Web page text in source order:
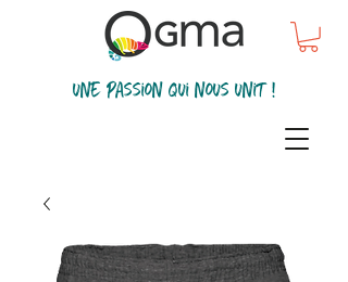
une passion qui nous unit !